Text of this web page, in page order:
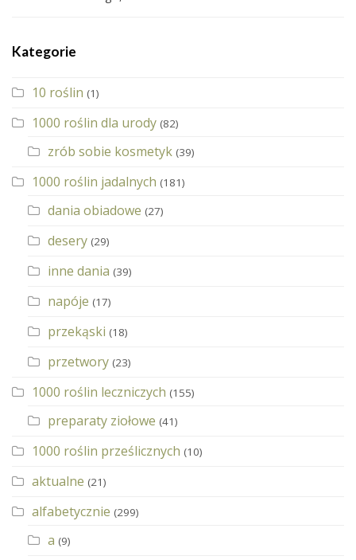
Kategorie
10 roślin (1)
1000 roślin dla urody (82)
zrób sobie kosmetyk (39)
1000 roślin jadalnych (181)
dania obiadowe (27)
desery (29)
inne dania (39)
napóje (17)
przekąski (18)
przetwory (23)
1000 roślin leczniczych (155)
preparaty ziołowe (41)
1000 roślin prześlicznych (10)
aktualne (21)
alfabetycznie (299)
a (9)